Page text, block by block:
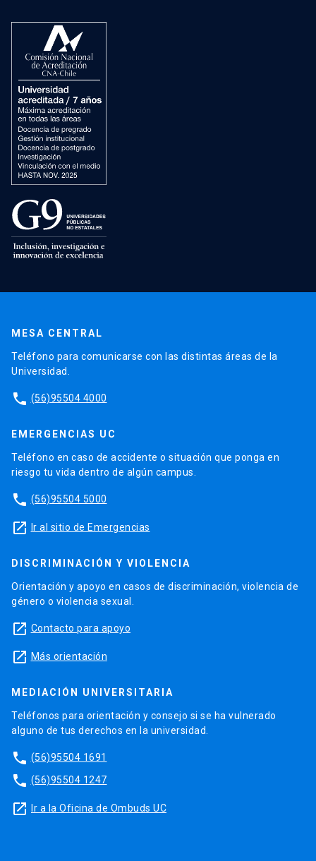
MESA CENTRAL
Teléfono para comunicarse con las distintas áreas de la
Universidad.
phone (56)95504 4000
EMERGENCIAS UC
Teléfono en caso de accidente o situación que ponga en
riesgo tu vida dentro de algún campus.
phone (56)95504 5000
launch Ir al sitio de Emergencias
DISCRIMINACIÓN Y VIOLENCIA
Orientación y apoyo en casos de discriminación, violencia de
género o violencia sexual.
launch Contacto para apoyo
launch Más orientación
MEDIACIÓN UNIVERSITARIA
Teléfonos para orientación y consejo si se ha vulnerado
alguno de tus derechos en la universidad.
phone (56)95504 1691
phone (56)95504 1247
launch Ir a la Oficina de Ombuds UC